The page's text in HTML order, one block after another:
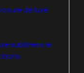
de luxe
subliment le